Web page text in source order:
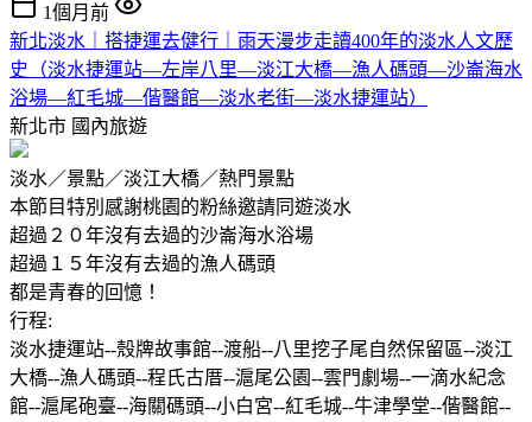
1個月前
新北淡水｜搭捷運去健行｜雨天漫步走讀400年的淡水人文歷
史（淡水捷運站—左岸八里—淡江大橋—漁人碼頭—沙崙海水
浴場—紅毛城—偕醫館—淡水老街—淡水捷運站）
新北市 國內旅遊
淡水／景點／淡江大橋／熱門景點
本節目特別感謝桃園的粉絲邀請同遊淡水
超過２０年沒有去過的沙崙海水浴場
超過１５年沒有去過的漁人碼頭
都是青春的回憶！
行程:
淡水捷運站--殼牌故事館--渡船--八里挖子尾自然保留區--淡江
大橋--漁人碼頭--程氏古厝--滬尾公園--雲門劇場--一滴水紀念
館--滬尾砲臺--海關碼頭--小白宮--紅毛城--牛津學堂--偕醫館--